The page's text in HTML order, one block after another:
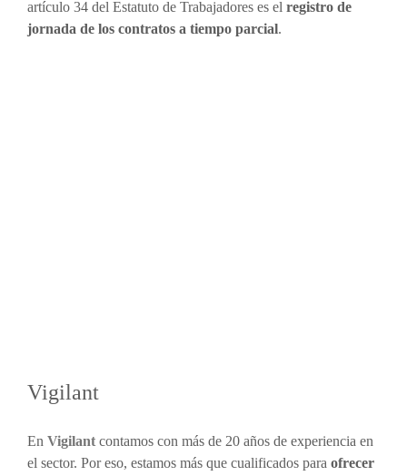
artículo 34 del Estatuto de Trabajadores es el registro de
jornada de los contratos a tiempo parcial.
Vigilant
En Vigilant contamos con más de 20 años de experiencia en
el sector. Por eso, estamos más que cualificados para ofrecer